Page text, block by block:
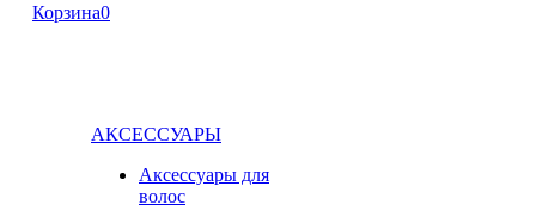
Корзина0
АКСЕССУАРЫ
Аксессуары для
волос